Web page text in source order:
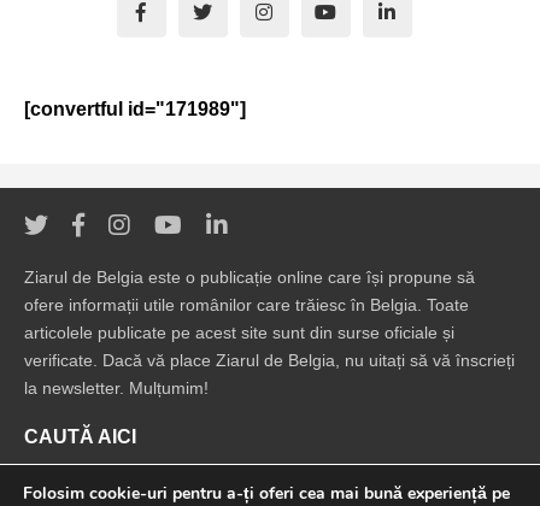
[convertful id="171989"]
Ziarul de Belgia este o publicație online care își propune să
ofere informații utile românilor care trăiesc în Belgia. Toate
articolele publicate pe acest site sunt din surse oficiale și
verificate. Dacă vă place Ziarul de Belgia, nu uitați să vă înscrieți
la newsletter. Mulțumim!
CAUTĂ AICI
Folosim cookie-uri pentru a-ți oferi cea mai bună experiență pe